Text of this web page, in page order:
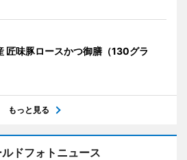
匠味豚ロースかつ御膳（130グラ
もっと見る
ルドフォトニュース